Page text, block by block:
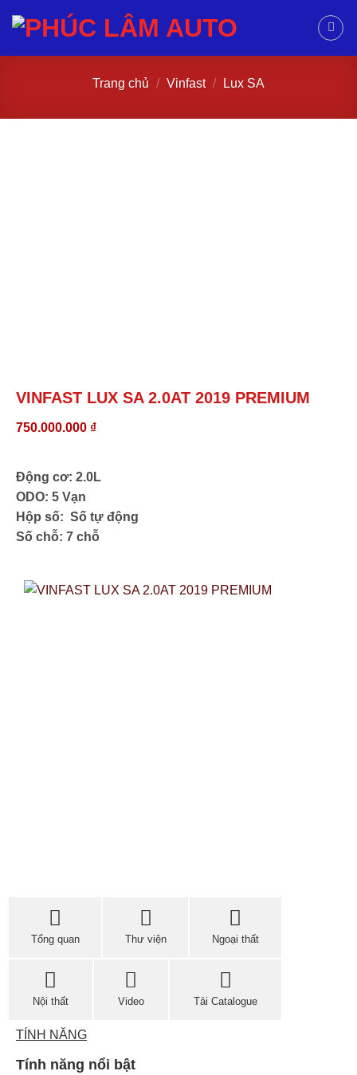
Trang chủ / Vinfast / Lux SA
VINFAST LUX SA 2.0AT 2019 PREMIUM
750.000.000 ₫
Động cơ: 2.0L
ODO: 5 Vạn
Hộp số: Số tự động
Số chỗ: 7 chỗ
Tổng quan Thư viện Ngoại thất
Nội thất Video Tải Catalogue
TÍNH NĂNG
Tính năng nổi bật